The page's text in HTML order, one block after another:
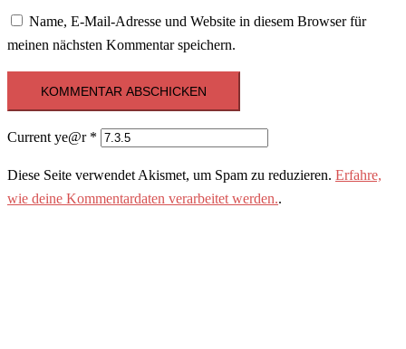
Name, E-Mail-Adresse und Website in diesem Browser für
meinen nächsten Kommentar speichern.
Current ye@r *
Diese Seite verwendet Akismet, um Spam zu reduzieren. Erfahre,
wie deine Kommentardaten verarbeitet werden..